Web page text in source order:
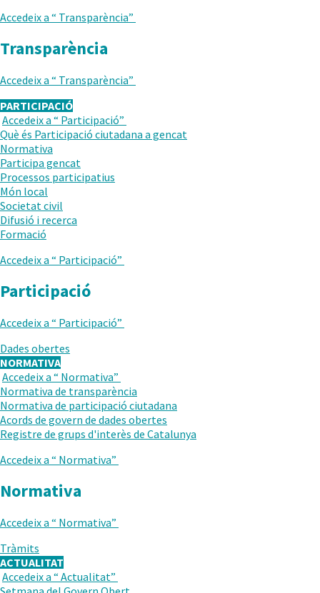
en
Accedeix a “ Transparència”
Transparència
Accedeix a “ Transparència”
PARTICIPACIÓ
TORNAR
AL
NIVELL
ANTERIOR
Accedeix a “ Participació”
Què és Participació ciutadana a gencat
Normativa
Participa gencat
Obre
Processos participatius
Món local
Societat civil
Difusió i recerca
Formació
Accedeix a “ Participació”
Participació
Accedeix a “ Participació”
Dades obertes
NORMATIVA
TORNAR
AL
NIVELL
ANTERIOR
Accedeix a “ Normativa”
Normativa de transparència
Normativa de participació ciutadana
Acords de govern de dades obertes
Registre de grups d'interès de Catalunya
Accedeix a “ Normativa”
Normativa
Accedeix a “ Normativa”
Tràmits
ACTUALITAT
TORNAR
Accedeix a “ Actualitat”